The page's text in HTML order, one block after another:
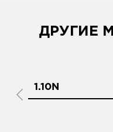
ДРУГИЕ
1.10N